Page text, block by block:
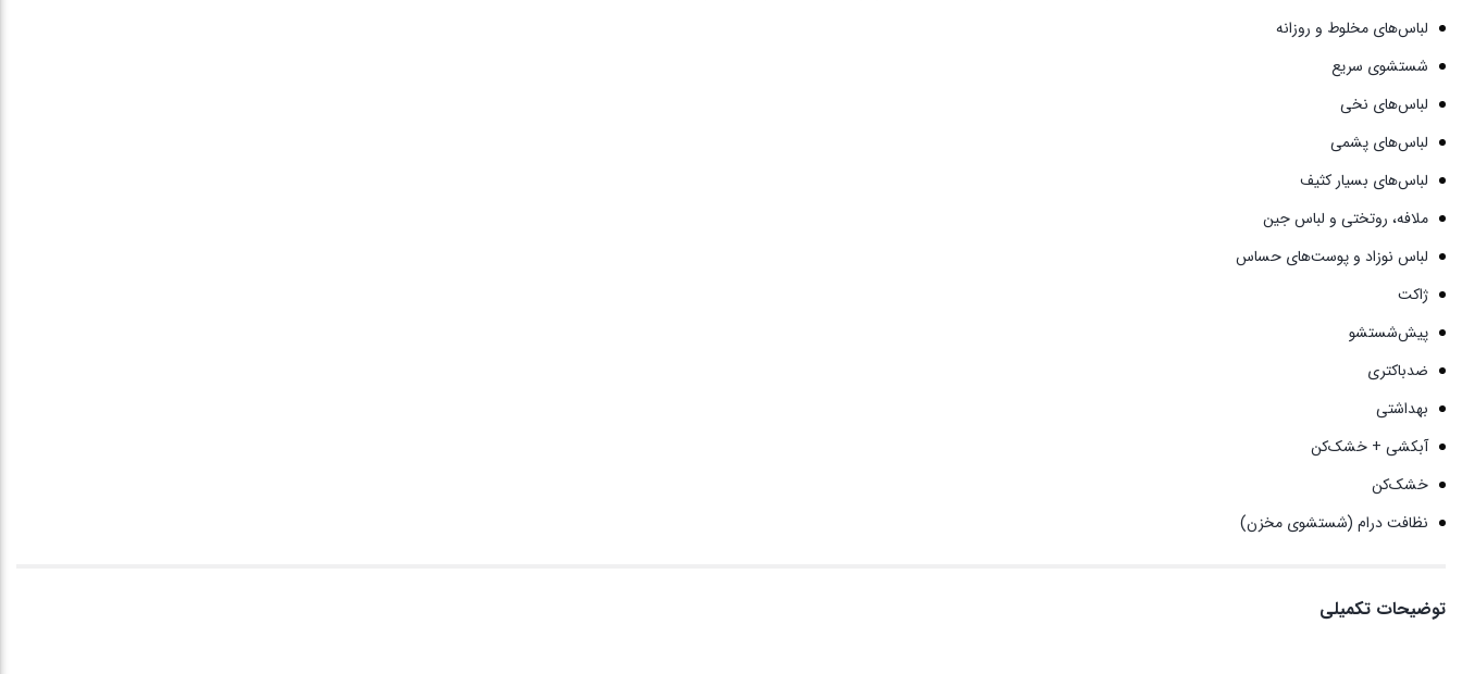
لباس‌های مخلوط و روزانه
شستشوی سریع
لباس‌های نخی
لباس‌های پشمی
لباس‌های بسیار کثیف
ملافه، روتختی و لباس جین
لباس نوزاد و پوست‌های حساس
ژاکت
پیش‌شستشو
ضدباکتری
بهداشتی
آبکشی + خشک‌کن
خشک‌کن
نظافت درام (شستشوی مخزن)
توضیحات تکمیلی